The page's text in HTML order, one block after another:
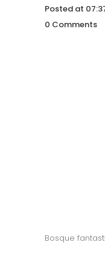
Posted at
0 Comments
Bosque